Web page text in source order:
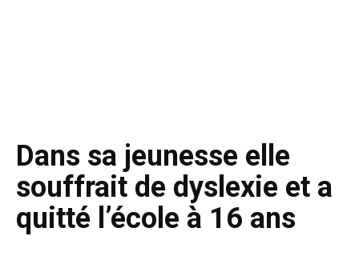
Dans sa jeunesse elle
souffrait de dyslexie et a
quitté l’école à 16 ans